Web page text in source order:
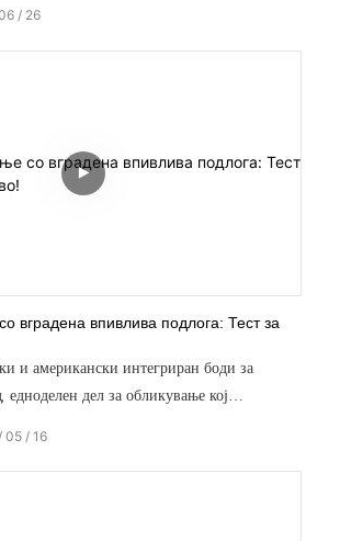
26
вградена впивлива подлога: Тест за
и американски интегриран боди за
дел за обликување кој
05 16